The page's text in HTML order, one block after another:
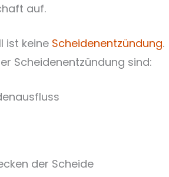
auf.
ist keine Scheidenentzündung.
Scheidenentzündung sind:
der Scheide